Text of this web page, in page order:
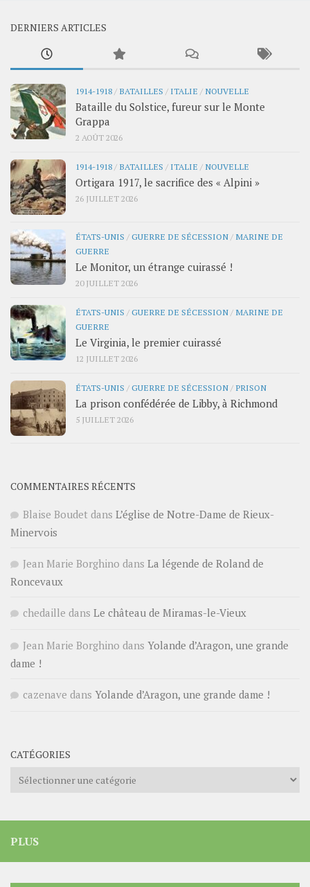
DERNIERS ARTICLES
1914-1918/ BATAILLES / ITALIE / NOUVELLE
Bataille du Solstice, fureur sur le Monte
Grappa
2 AOÛT 2026
1914-1918/ BATAILLES / ITALIE / NOUVELLE
Ortigara 1917, le sacrifice des « Alpini »
26 JUILLET 2026
ÉTATS-UNIS /GUERRE DE SÉCESSION/ MARINE DE
GUERRE
Le Monitor, un étrange cuirassé !
20 JUILLET 2026
ÉTATS-UNIS /GUERRE DE SÉCESSION/ MARINE DE
GUERRE
Le Virginia, le premier cuirassé
12 JUILLET 2026
ÉTATS-UNIS /GUERRE DE SÉCESSION/ PRISON
La prison confédérée de Libby, à Richmond
5 JUILLET 2026
COMMENTAIRES RÉCENTS
Blaise Boudet dans L’église de Notre-Dame de Rieux-
Minervois
Jean Marie Borghino dans La légende de Roland de
Roncevaux
chedaille dans Le château de Miramas-le-Vieux
Jean Marie Borghino dans Yolande d’Aragon, une grande
dame !
cazenave dans Yolande d’Aragon, une grande dame !
CATÉGORIES
Catégories
PLUS